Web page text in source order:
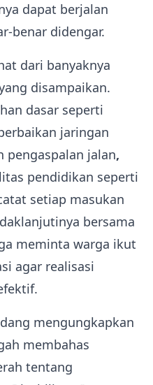
dapat berjalan
benar didengar.
dari banyaknya
disampaikan.
dasar seperti
jaringan
pengaspalan jalan,
pendidikan seperti
setiap masukan
bersama
meminta warga ikut
agar realisasi
mengungkapkan
membahas
tentang